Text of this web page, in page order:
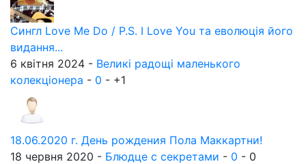
Сингл Love Me Do / P.S. I Love You та еволюція його
видання...
6 квітня 2024 - Великі радощі маленького
колекціонера - 0 - +1
18.06.2020 г. День рождения Пола Маккартни!
18 червня 2020 - Блюдце с секретами - 0 - 0